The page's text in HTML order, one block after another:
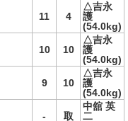
11 4
△吉永
護
(54.0kg)
10 10
△吉永
護
(54.0kg)
9 10
△吉永
護
(54.0kg)
- 取
中舘 英
二